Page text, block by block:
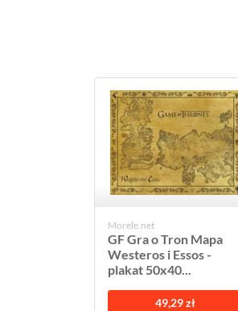
Morele.net
GF Gra o Tron Mapa
Westeros i Essos -
plakat 50x40...
49,29 zł